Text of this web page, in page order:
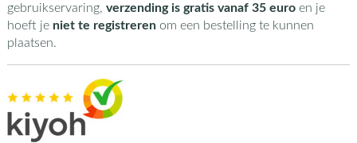
gebruikservaring, verzending is gratis vanaf 35 euroen je
hoeft je niet te registrerenom een bestelling te kunnen
plaatsen.